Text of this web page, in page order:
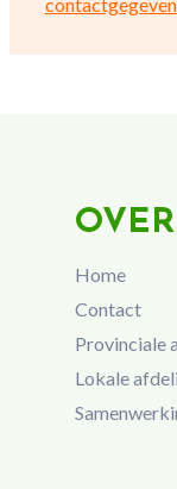
Home
Contact
Provinciale
Lokale